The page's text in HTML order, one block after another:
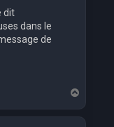
dit
dans le
de
a
u